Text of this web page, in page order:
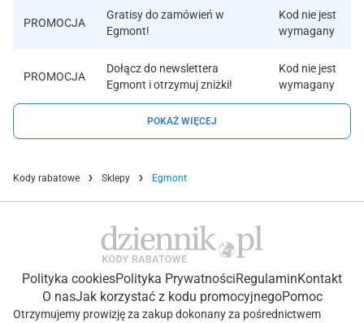
PROMOCJA
Gratisy do zamówień w
Egmont!
Kod nie jest
wymagany
PROMOCJA
Dołącz do newslettera
Egmont i otrzymuj zniżki!
Kod nie jest
wymagany
POKAŻ WIĘCEJ
Kody rabatowe Sklepy Egmont
Polityka cookiesPolityka PrywatnościRegulaminKontakt
O nasJak korzystać z kodu promocyjnegoPomoc
Otrzymujemy prowizję za zakup dokonany za pośrednictwem